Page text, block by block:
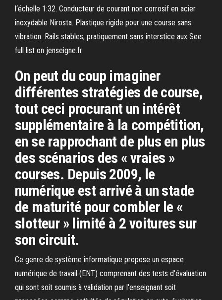
l‘échelle 1:32. Conducteur de courant non corrosif en acier
inoxydable Nirosta. Plastique rigide pour une course sans
vibration. Rails stables, pratiquement sans interstice aux See
full list on jenseigne.fr
On peut du coup imaginer
différentes stratégies de course,
tout ceci procurant un intérêt
supplémentaire à la compétition,
en se rapprochant de plus en plus
des scénarios des « vraies »
courses. Depuis 2009, le
numérique est arrivé à un stade
de maturité pour combler le «
slotteur » limité à 2 voitures sur
son circuit.
Ce genre de système informatique propose un espace
numérique de travail (ENT) comprenant des tests d'évaluation
qui sont soit soumis à validation par l'enseignant soit